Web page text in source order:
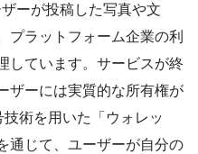
ーが投稿した写真や文
プラットフォーム企業の利
しています。サービスが終
ザーには実質的な所有権が
術を用いた「ウォレッ
通じて、ユーザーが自分の